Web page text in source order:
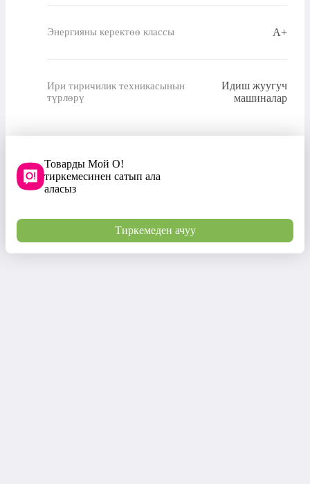
Энергияны керектөө классы A+
Ири тиричилик техникасынын
түрлөрү
Идиш жуугуч
машиналар
Товарды Мой О!
тиркемесинен сатып ала
аласыз
Тиркемеден ачуу